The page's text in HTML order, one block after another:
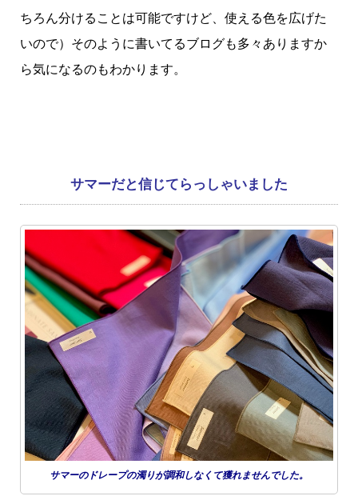
ちろん分けることは可能ですけど、使える色を広げた
いので）そのように書いてるブログも多々ありますか
ら気になるのもわかります。
サマーだと信じてらっしゃいました
サマーのドレープの濁りが調和しなくて獲れませんでした。